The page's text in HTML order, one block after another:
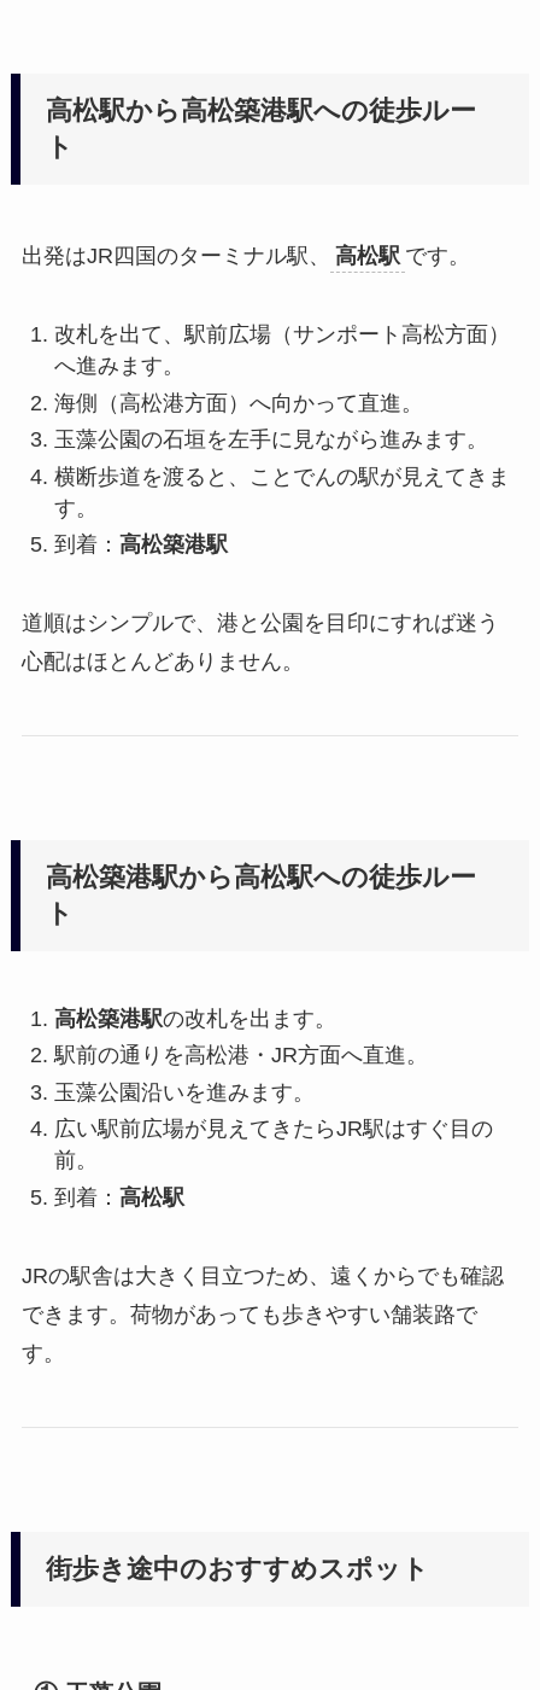
高松駅から高松築港駅への徒歩ルー
ト
出発はJR四国のターミナル駅、 高松駅 です。
改札を出て、駅前広場（サンポート高松方面）
へ進みます。
海側（高松港方面）へ向かって直進。
玉藻公園の石垣を左手に見ながら進みます。
横断歩道を渡ると、ことでんの駅が見えてきま
す。
到着： 高松築港駅
道順はシンプルで、港と公園を目印にすれば迷う
心配はほとんどありません。
高松築港駅から高松駅への徒歩ルー
ト
高松築港駅の改札を出ます。
駅前の通りを高松港・JR方面へ直進。
玉藻公園沿いを進みます。
広い駅前広場が見えてきたらJR駅はすぐ目の
前。
到着： 高松駅
JRの駅舎は大きく目立つため、遠くからでも確認
できます。荷物があっても歩きやすい舗装路で
す。
街歩き途中のおすすめスポット